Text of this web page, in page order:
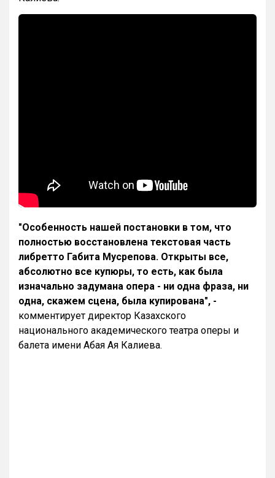
"Особенность нашей постановки в том, что
полностью восстановлена текстовая часть
либретто Габита Мусрепова. Открыты все,
абсолютно все купюры, то есть, как была
изначально задумана опера - ни одна фраза, ни
одна, скажем сцена, была купирована", -
комментирует директор Казахского
национального академического театра оперы и
балета имени Абая Ая Калиева.